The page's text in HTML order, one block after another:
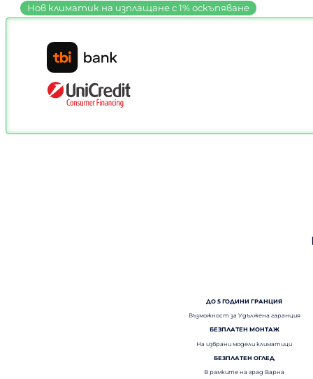
ДО 5 ГОДИНИ ГРАНЦИЯ
Възможност за Удължена гаранция
БЕЗПЛАТЕН МОНТАЖ
На избрани модели климатици
БЕЗПЛАТЕН ОГЛЕД
В рамките на град Варна